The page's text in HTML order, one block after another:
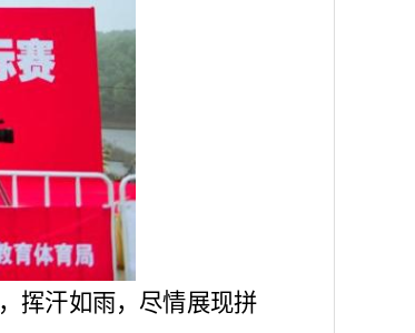
挥汗如雨，尽情展现拼